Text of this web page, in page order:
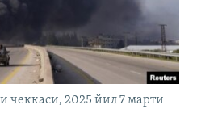
чеккаси, 2025 йил 7 марти